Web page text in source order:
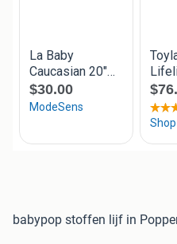
babypop stoffen lijf in